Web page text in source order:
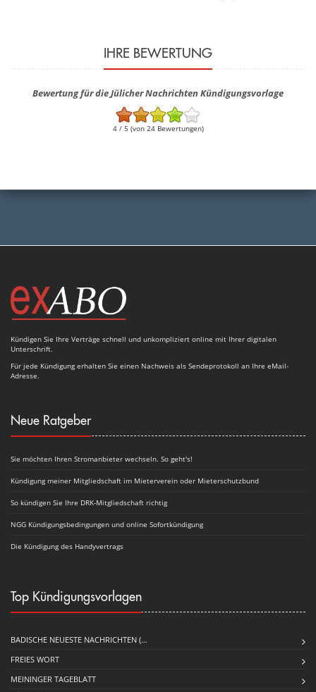
IHRE BEWERTUNG
Bewertung für die Jülicher Nachrichten Kündigungsvorlage
4 / 5 (von 24 Bewertungen)
Kündigen Sie Ihre Verträge schnell und unkompliziert online mit Ihrer digitalen
Unterschrift.
Für jede Kündigung erhalten Sie einen Nachweis als Sendeprotokoll an Ihre eMail-
Adresse.
Neue Ratgeber
Sie möchten Ihren Stromanbieter wechseln. So geht's!
Kündigung meiner Mitgliedschaft im Mieterverein oder Mieterschutzbund
So kündigen Sie Ihre DRK-Mitgliedschaft richtig
NGG Kündigungsbedingungen und online Sofortkündigung
Die Kündigung des Handyvertrags
Top Kündigungsvorlagen
BADISCHE NEUESTE NACHRICHTEN (…
FREIES WORT
MEININGER TAGEBLATT